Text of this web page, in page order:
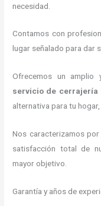
necesidad.
Contamos con
lugar señalado para dar
Ofrecemos un
servicio de cerrajería
alternativa para tu
Nos caracterizamos
satisfacción total de
mayor objetivo.
Garantía y años de